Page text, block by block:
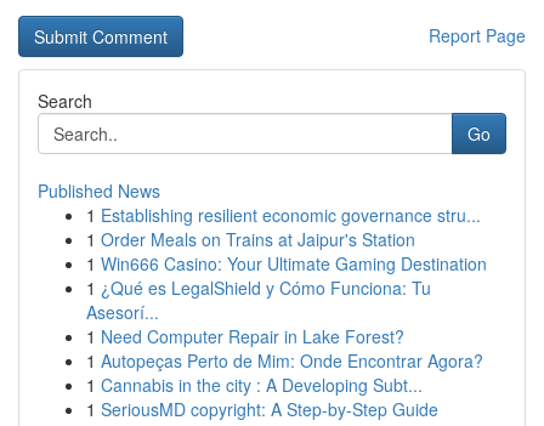
Report Page
Search
Go
Published News
1 Establishing resilient economic governance stru...
1 Order Meals on Trains at Jaipur's Station
1 Win666 Casino: Your Ultimate Gaming Destination
1 ¿Qué es LegalShield y Cómo Funciona: Tu
Asesorí...
1 Need Computer Repair in Lake Forest?
1 Autopeças Perto de Mim: Onde Encontrar Agora?
1 Cannabis in the city : A Developing Subt...
1 SeriousMD copyright: A Step-by-Step Guide